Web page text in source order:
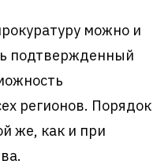
можно и
подтвержденный
регионов. Порядок
же, как и при